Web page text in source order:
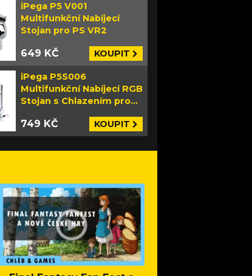
iPega P5 V001
Multifunkční Nabíjecí
Stojan pro PS VR2
649 KČ KOUPIT
iPega P5S006
Multifunkční Nabíjecí RGB
Stojan s Chlazením pro
749 KČ KOUPIT